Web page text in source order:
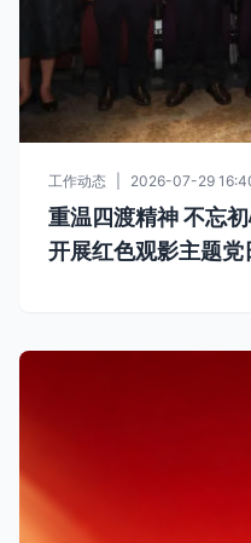
工作动态 2026-07-29
重温四渡精神 不忘
开展红色观影主题党